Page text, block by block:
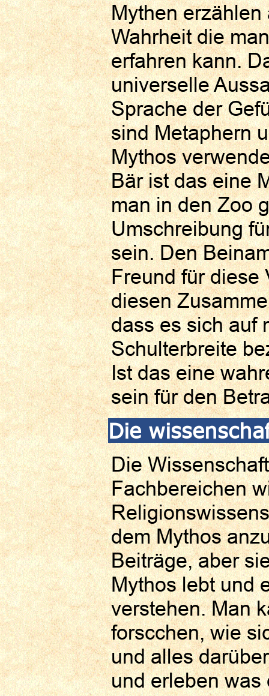
Mythen
Wahrheit die
erfahren kann.
universelle
Sprache der
sind Metaphern
Mythos
Bär ist das eine
man in den Zoo
Umschreibung
sein. Den
Freund für diese
diesen
dass es sich auf
Schulterbreite
Ist das eine
sein für den
Die
Die
Fachbereichen
dem Mythos
Beiträge, aber
Mythos lebt und
verstehen. Man
forscchen, wie
und alles
und erleben was